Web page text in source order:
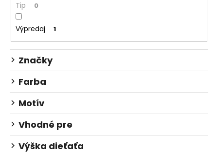
o
v
Tip 0
Výpredaj 1
Značky
Farba
Motív
Vhodné pre
Výška dieťaťa
ŠKOLSKÝ
SET
8-
DIELNY
PREMIUM
LIGHT
KOLIBRÍK
FIALOVÝ
130
€